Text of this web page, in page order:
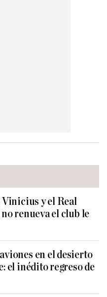
y el Real
renueva el club le
en el desierto
el inédito regreso de